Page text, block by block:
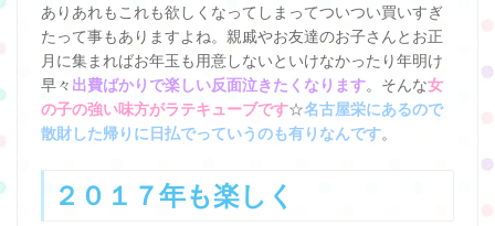
ありあれもこれも欲しくなってしまってついつい買いすぎ
たって事もありますよね。親戚やお友達のお子さんとお正
月に集まればお年玉も用意しないといけなかったり年明け
早々 出費ばかりで楽しい反面泣きたくなります。そんな女
の子の強い味方がラテキューブです☆名古屋栄にあるので
散財した帰りに日払でっていうのも有りなんです。
２０１７年も楽しく